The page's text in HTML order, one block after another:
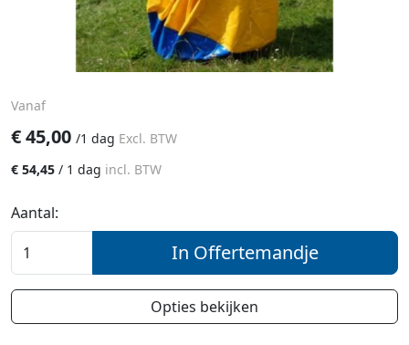
Vanaf
€45,00 /1 dag Excl. BTW
€ 54,45 / 1 dag incl. BTW
Aantal:
In Offertemandje
Opties bekijken